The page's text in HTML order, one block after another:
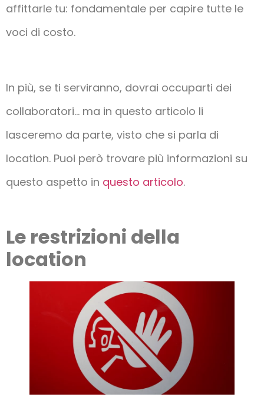
affittarle tu: fondamentale per capire tutte le
voci di costo.
In più, se ti serviranno, dovrai occuparti dei
collaboratori… ma in questo articolo li
lasceremo da parte, visto che si parla di
location. Puoi però trovare più informazioni su
questo aspetto in questo articolo.
Le restrizioni della
location